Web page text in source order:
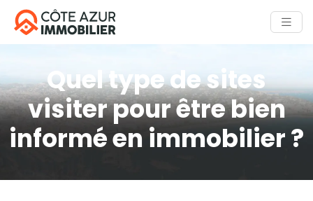
Quel type de sites
visiter pour être bien
informé en immobilier ?